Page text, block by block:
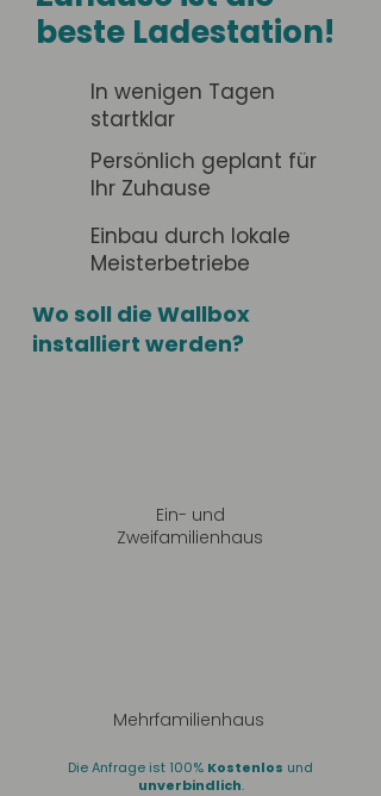
beste Ladestation!
In wenigen Tagen
startklar
Persönlich geplant für
Ihr Zuhause
Einbau durch lokale
Meisterbetriebe
Wo soll die Wallbox
installiert werden?
Ein- und
Zweifamilienhaus
Mehrfamilienhaus
Die Anfrage ist 100% Kostenlos und
unverbindlich.